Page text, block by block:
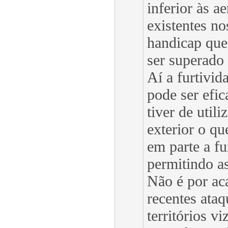
inferior às
existentes
handicap
ser
Aí a
pode ser
tiver de
exterior o
em parte a
permitindo
Não é por
recentes
territórios